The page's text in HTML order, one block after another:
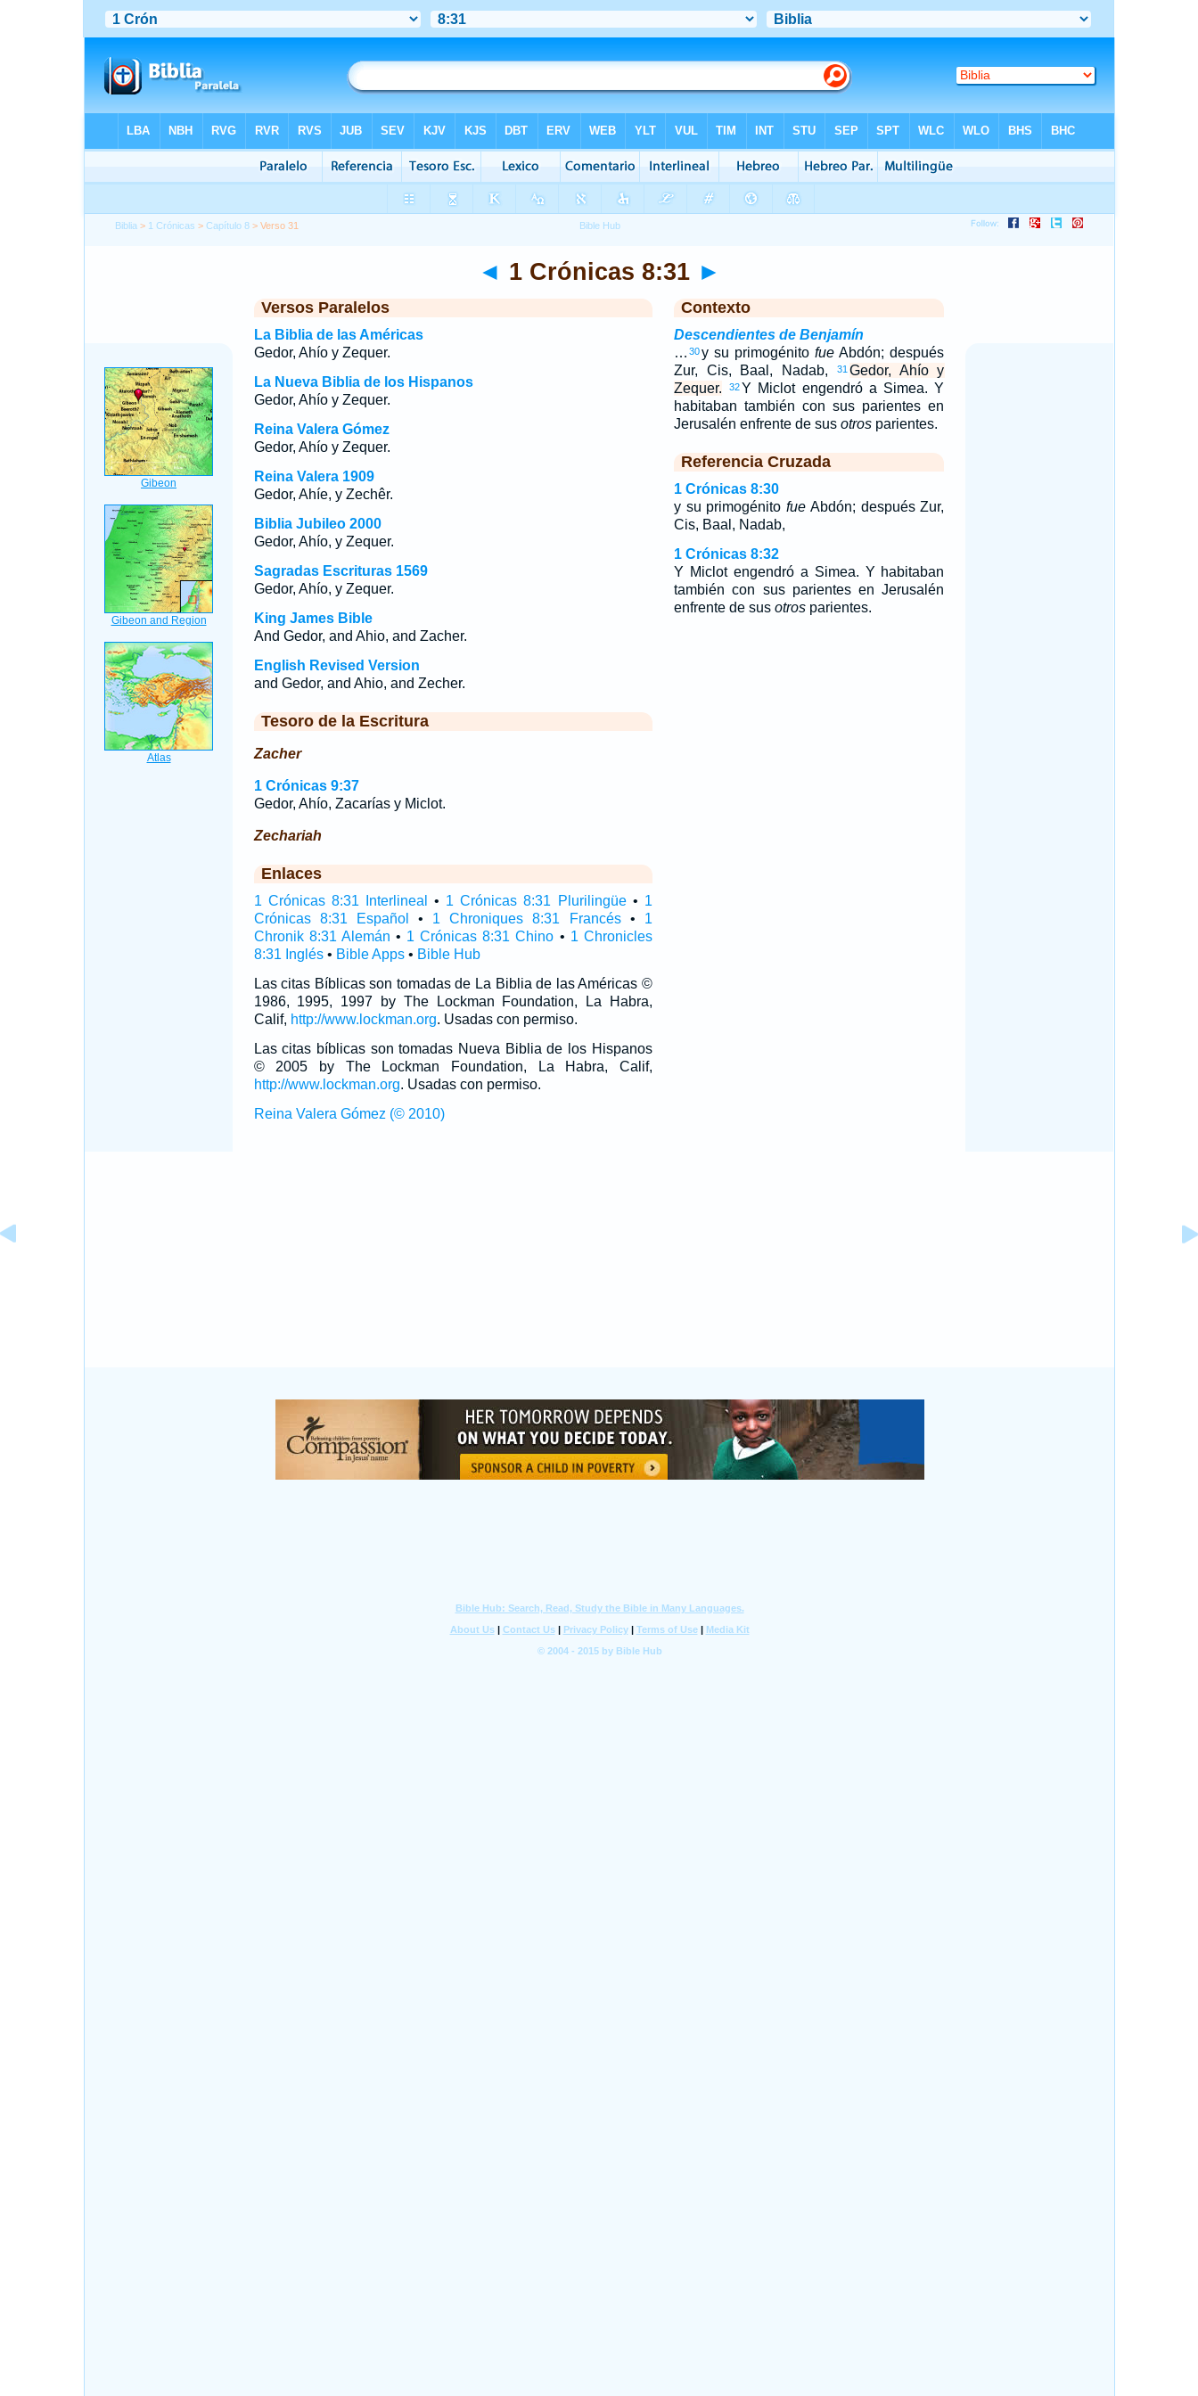
Biblia > 1 Crónicas >Capítulo 8 > Verso 31
◄ 1 Crónicas 8:31 ►
Versos Paralelos
La Biblia de las Américas
Gedor, Ahío y Zequer.
La Nueva Biblia de los Hispanos
Gedor, Ahío y Zequer.
Reina Valera Gómez
Gedor, Ahío y Zequer.
Reina Valera 1909
Gedor, Ahíe, y Zechêr.
Biblia Jubileo 2000
Gedor, Ahío, y Zequer.
Sagradas Escrituras 1569
Gedor, Ahío, y Zequer.
King James Bible
And Gedor, and Ahio, and Zacher.
English Revised Version
and Gedor, and Ahio, and Zecher.
Tesoro de la Escritura
Zacher
1 Crónicas 9:37
Gedor, Ahío, Zacarías y Miclot.
Zechariah
Enlaces
1 Crónicas 8:31 Interlineal • 1 Crónicas 8:31 Plurilingüe• 1
Crónicas 8:31 Español
• 1 Chroniques 8:31 Francés• 1
Chronik 8:31 Alemán • 1 Crónicas 8:31 Chino • 1 Chronicles
8:31 Inglés• Bible Apps• Bible Hub
Las citas Bíblicas son tomadas de La Biblia de las Américas ©
1986, 1995, 1997 by The Lockman Foundation, La Habra,
Calif, http://www.lockman.org. Usadas con permiso.
Las citas bíblicas son tomadas Nueva Biblia de los Hispanos
© 2005 by The Lockman Foundation, La Habra, Calif,
http://www.lockman.org. Usadas con permiso.
Reina Valera Gómez (© 2010)
Contexto
Descendientes de Benjamín
… 30y su primogénitofue Abdón; después
Zur, Cis, Baal, Nadab,
31 Gedor, Ahío y
Zequer.
32Y Miclot engendró a Simea. Y
habitaban también con sus parientes en
Jerusalén enfrente de sus otrosparientes.
Referencia Cruzada
1 Crónicas 8:30
y su primogénitofue Abdón; después Zur,
Cis, Baal, Nadab,
1 Crónicas 8:32
Y Miclot engendró a Simea. Y habitaban
también con sus parientes en Jerusalén
enfrente de sus otrosparientes.